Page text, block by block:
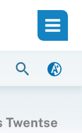
Zoeken
Twentse